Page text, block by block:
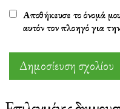
Αποθήκευσε το όνομά
αυτόν τον πλοηγό για